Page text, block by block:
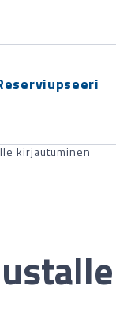
kirjautuminen